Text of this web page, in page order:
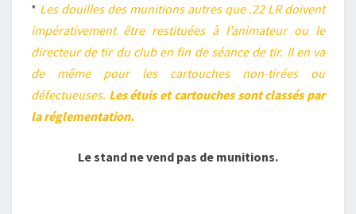
* Les douilles des munitions autres que .22 LR doivent
impérativement être restituées à l’animateur ou le
directeur de tir du club en fin de séance de tir. Il en va
de même pour les cartouches non-tirées ou
défectueuses. Les étuis et cartouches sont classés par
la réglementation.
Le stand ne vend pas de munitions.